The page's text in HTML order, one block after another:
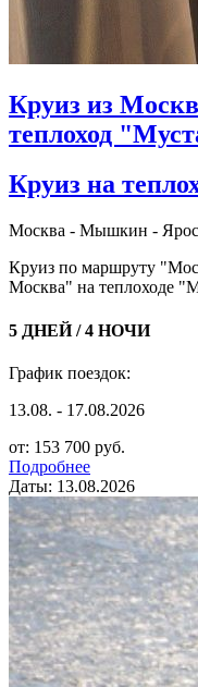
Круиз из
теплоход
Круиз на
Москва - Мышкин -
Круиз по маршруту
Москва" на теплоходе
5 ДНЕЙ / 4 НОЧИ
График поездок:
13.08. - 17.08.2026
от: 153 700 руб.
Подробнее
Даты: 13.08.2026